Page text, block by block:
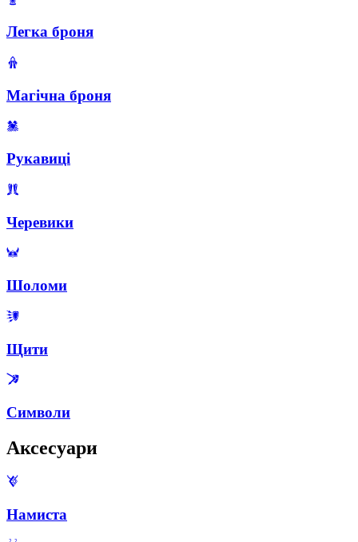
Легка броня
Магічна броня
Рукавиці
Черевики
Шоломи
Щити
Символи
Аксесуари
Намиста